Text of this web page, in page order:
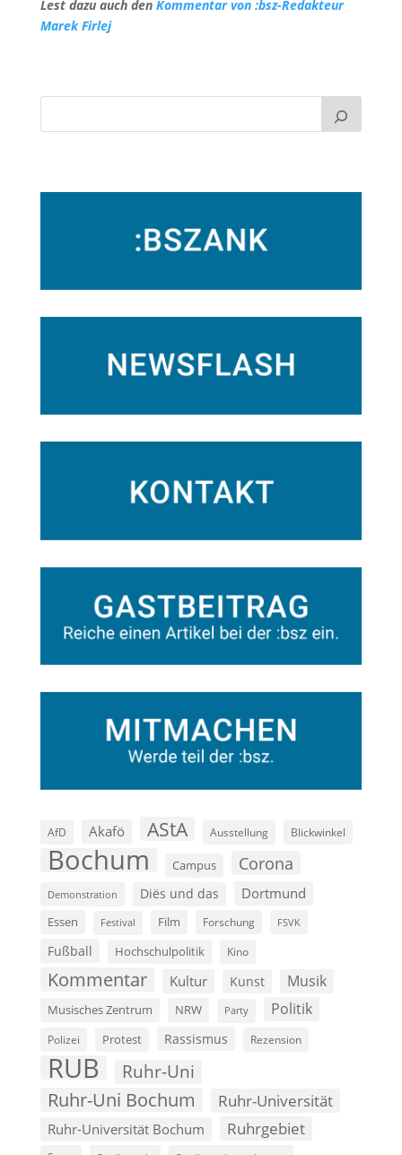
Lest dazu auch den Kommentar von :bsz-Redakteur
Marek Firlej
AfD Akafö AStA Ausstellung Blickwinkel
Bochum Campus Corona
Demonstration Diës und das Dortmund
Essen Festival Film Forschung FSVK
Fußball Hochschulpolitik Kino
Kommentar Kultur Kunst Musik
Musisches Zentrum NRW Party Politik
Polizei Protest Rassismus Rezension
RUB Ruhr-Uni
Ruhr-Uni Bochum Ruhr-Universität
Ruhr-Universität Bochum Ruhrgebiet